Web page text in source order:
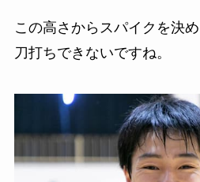
この高さからスパイクを決
刀打ちできないですね。